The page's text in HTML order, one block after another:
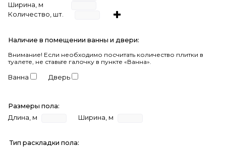
Ширина, м
Количество, шт.
Наличие в помещении ванны и двери:
Внимание! Если необходимо посчитать количество плитки в
туалете, не ставьте галочку в пункте «Ванна».
Ванна Дверь
Размеры пола:
Длина, м
Ширина, м
Тип раскладки пола: